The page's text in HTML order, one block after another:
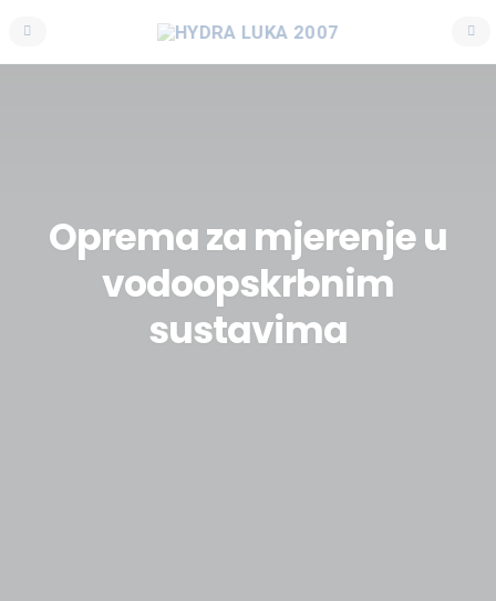
Oprema za mjerenje u
vodoopskrbnim
sustavima